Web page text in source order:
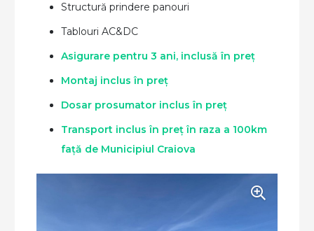
Structură prindere panouri
Tablouri AC&DC
Asigurare pentru 3 ani, inclusă în preț
Montaj inclus în preț
Dosar prosumator inclus în preț
Transport inclus în preț în raza a 100km
față de Municipiul Craiova